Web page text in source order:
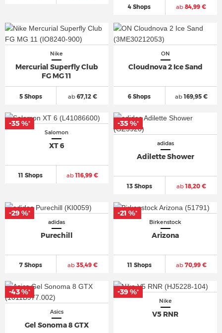
4 Shops ab 84,99 €
Nike
Mercurial Superfly Club
FG MG 11
5 Shops ab67,12 €
ON
Cloudnova 2 Ice Sand
6 Shops ab169,95 €
Salomon
XT 6
11 Shops ab116,99 €
-35 %*
adidas
Adilette Shower
13 Shops ab18,20 €
-35 %*
adidas
Purechill
7 Shops ab35,49 €
-29 %*
Birkenstock
Arizona
11 Shops ab70,99 €
-21 %*
Asics
Gel Sonoma 8 GTX
-43 %*
Nike
V5 RNR
-39 %*